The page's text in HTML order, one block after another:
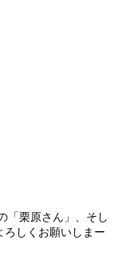
「栗原さん」、そし
ろしくお願いしまー